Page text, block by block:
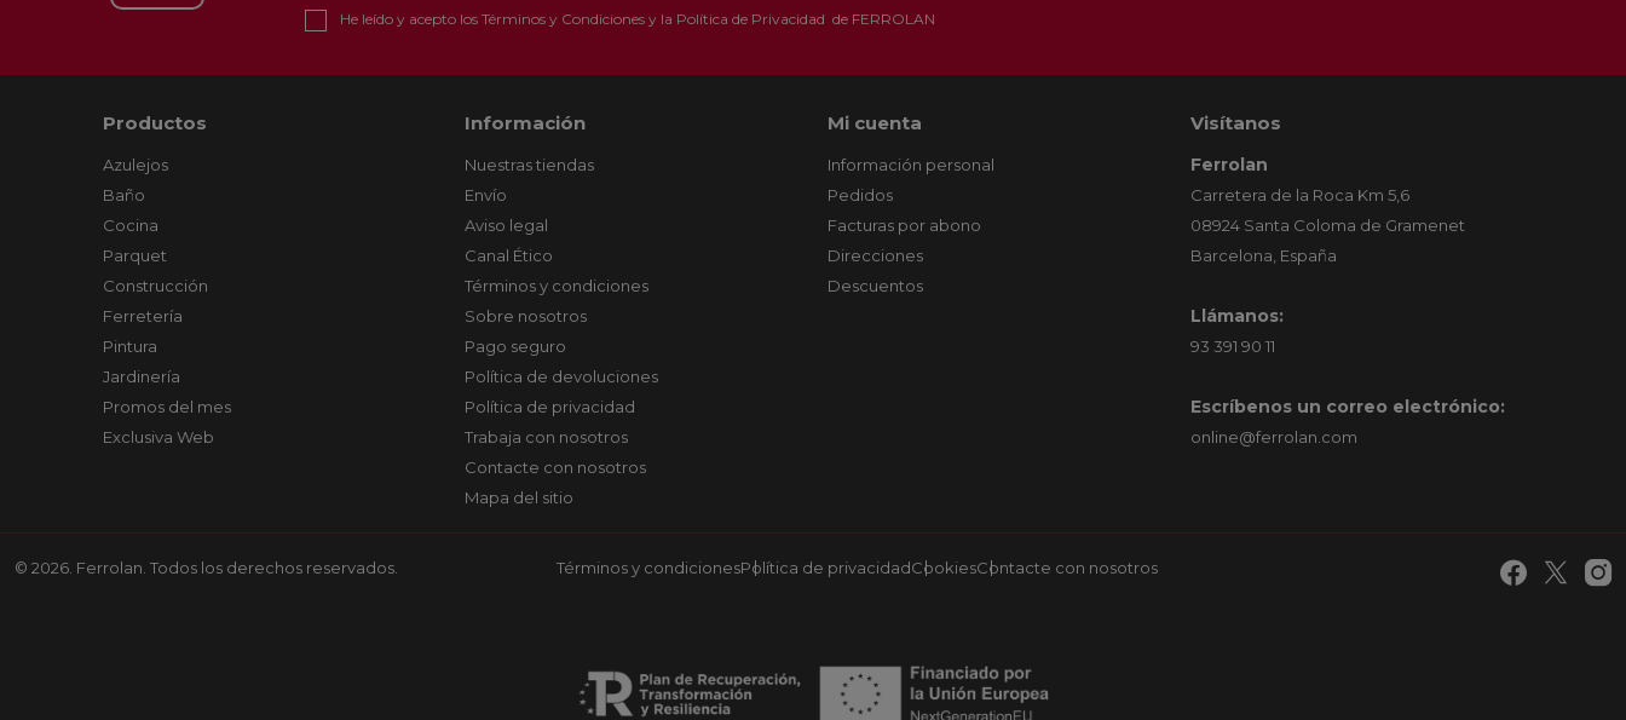
He leído y acepto los Términos y Condicionesy la Política de Privacidad de FERROLAN
Productos
Azulejos
Baño
Cocina
Parquet
Construcción
Ferretería
Pintura
Jardinería
Promos del mes
Exclusiva Web
Información
Nuestras tiendas
Envío
Aviso legal
Canal Ético
Términos y condiciones
Sobre nosotros
Pago seguro
Política de devoluciones
Política de privacidad
Trabaja con nosotros
Contacte con nosotros
Mapa del sitio
Mi cuenta
Información personal
Pedidos
Facturas por abono
Direcciones
Descuentos
Visítanos
Ferrolan
Carretera de la Roca Km 5,6
08924 Santa Coloma de Gramenet
Barcelona, España
Llámanos:
93 391 90 11
Escríbenos un correo electrónico:
online@ferrolan.com
© 2026. Ferrolan. Todos los derechos reservados. Términos y condicionesPolítica de privacidadCookiesContacte con nosotros